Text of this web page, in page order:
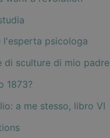
l'esperta psicologa
di sculture di mio padre
1873?
a me stesso, libro VI